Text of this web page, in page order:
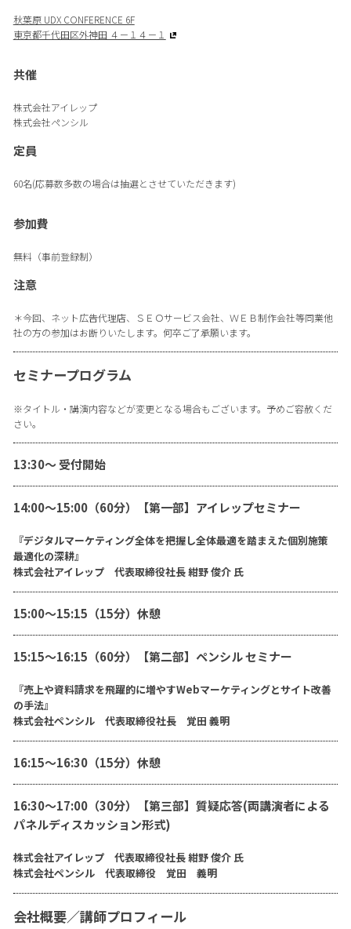
秋葉原 UDX CONFERENCE 6F
東京都千代田区外神田 ４－１４－１
共催
株式会社アイレップ
株式会社ペンシル
定員
60名(応募数多数の場合は抽選とさせていただきます)
参加費
無料（事前登録制）
注意
＊今回、ネット広告代理店、ＳＥＯサービス会社、ＷＥＢ制作会社等同業他
社の方の参加はお断りいたします。何卒ご了承願います。
セミナープログラム
※タイトル・講演内容などが変更となる場合もございます。予めご容赦くだ
さい。
13:30〜 受付開始
14:00〜15:00（60分）【第一部】アイレップセミナー
『デジタルマーケティング全体を把握し全体最適を踏まえた個別施策
最適化の深耕』
株式会社アイレップ 代表取締役社長 紺野 俊介 氏
15:00〜15:15（15分）休憩
15:15〜16:15（60分）【第二部】ペンシル セミナー
『売上や資料請求を飛躍的に増やすWebマーケティングとサイト改善
の手法』
株式会社ペンシル 代表取締役社長 覚田 義明
16:15〜16:30（15分）休憩
16:30〜17:00（30分）【第三部】質疑応答(両講演者による
パネルディスカッション形式)
株式会社アイレップ 代表取締役社長 紺野 俊介 氏
株式会社ペンシル 代表取締役 覚田 義明
会社概要／講師プロフィール